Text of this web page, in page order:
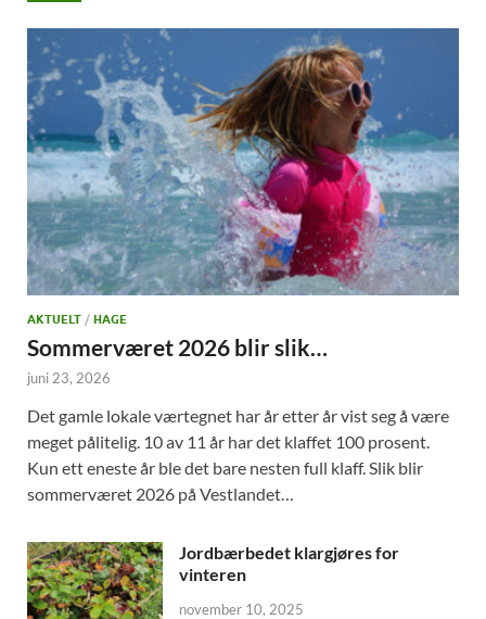
AKTUELT / HAGE
Sommerværet 2026 blir slik…
juni 23, 2026
Det gamle lokale værtegnet har år etter år vist seg å være
meget pålitelig. 10 av 11 år har det klaffet 100 prosent.
Kun ett eneste år ble det bare nesten full klaff. Slik blir
sommerværet 2026 på Vestlandet…
Jordbærbedet klargjøres for
vinteren
november 10, 2025